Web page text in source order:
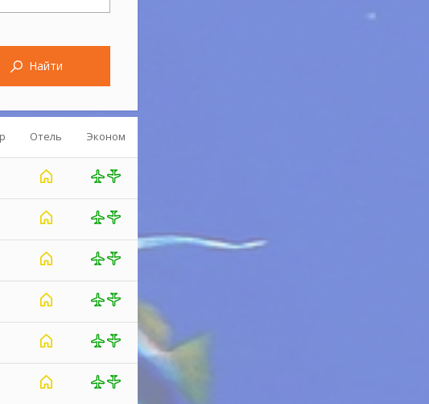
Найти
Отель Эконом